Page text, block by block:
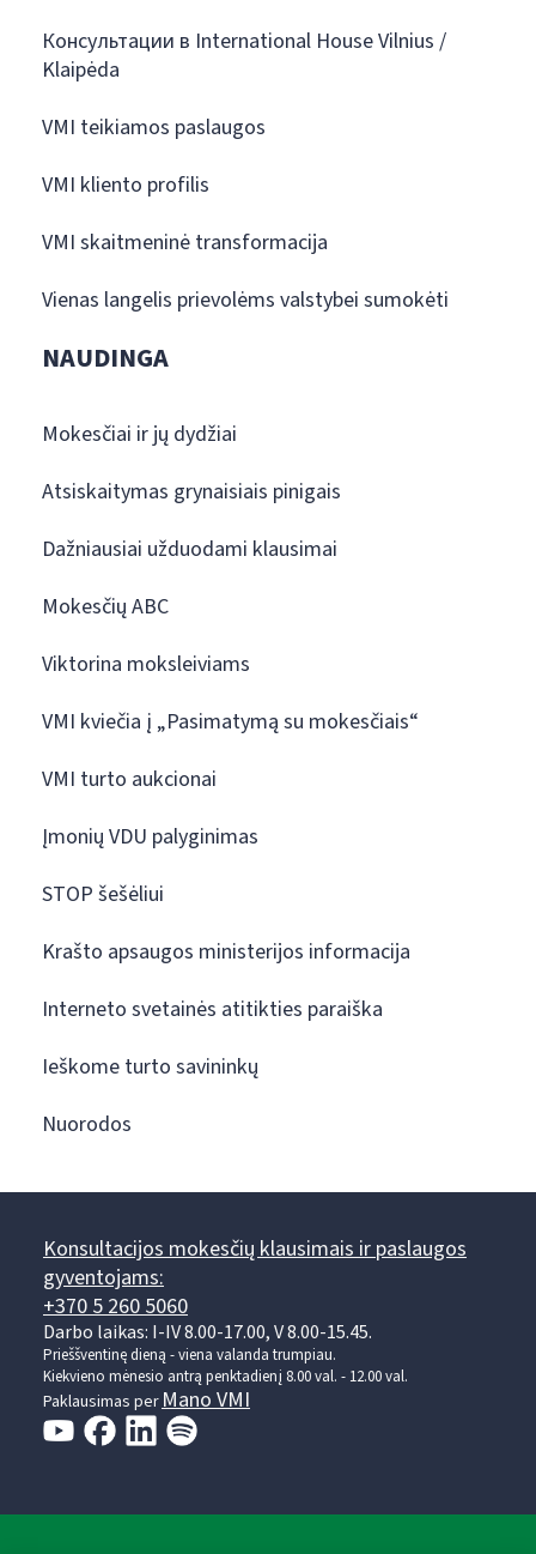
Консультации в International House Vilnius /
Klaipėda
VMI teikiamos paslaugos
VMI kliento profilis
VMI skaitmeninė transformacija
Vienas langelis prievolėms valstybei sumokėti
NAUDINGA
Mokesčiai ir jų dydžiai
Atsiskaitymas grynaisiais pinigais
Dažniausiai užduodami klausimai
Mokesčių ABC
Viktorina moksleiviams
VMI kviečia į „Pasimatymą su mokesčiais“
VMI turto aukcionai
Įmonių VDU palyginimas
STOP šešėliui
Krašto apsaugos ministerijos informacija
Interneto svetainės atitikties paraiška
Ieškome turto savininkų
Nuorodos
Konsultacijos mokesčių klausimais ir paslaugos
gyventojams:
+370 5 260 5060
Darbo laikas: I-IV 8.00-17.00, V 8.00-15.45.
Prieššventinę dieną - viena valanda trumpiau.
Kiekvieno mėnesio antrą penktadienį 8.00 val. - 12.00 val.
Paklausimas per Mano VMI